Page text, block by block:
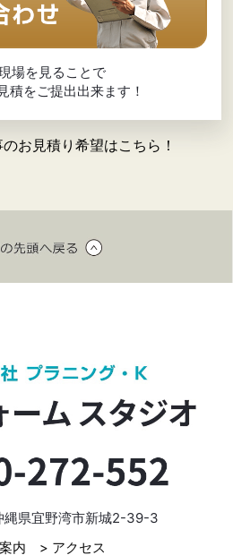
場を見ることで
積をご提出出来ます！
お見積り希望はこちら！
県宜野湾市新城2-39-3
内
> アクセス